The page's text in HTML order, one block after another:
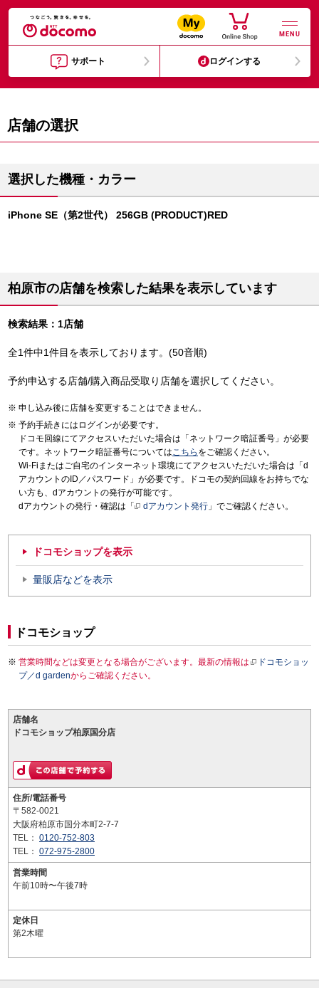
MENU
サポート ログインする
店舗の選択
選択した機種・カラー
iPhone SE（第2世代） 256GB (PRODUCT)RED
柏原市の店舗を検索した結果を表示しています
検索結果：1店舗
全1件中1件目を表示しております。(50音順)
予約申込する店舗/購入商品受取り店舗を選択してください。
申し込み後に店舗を変更することはできません。
予約手続きにはログインが必要です。
ドコモ回線にてアクセスいただいた場合は「ネットワーク暗証番号」が必要
です。ネットワーク暗証番号についてはこちら をご確認ください。
Wi-Fiまたはご自宅のインターネット環境にてアクセスいただいた場合は「d
アカウントのID／パスワード」が必要です。ドコモの契約回線をお持ちでな
い方も、dアカウントの発行が可能です。
dアカウントの発行・確認は「
dアカウント発行 」でご確認ください。
ドコモショップを表示
量販店などを表示
ドコモショップ
営業時間などは変更となる場合がございます。最新の情報は
ドコモショッ
プ／d gardenからご確認ください。
店舗名
ドコモショップ柏原国分店
住所/電話番号
〒582-0021
大阪府柏原市国分本町2-7-7
TEL： 0120-752-803
TEL： 072-975-2800
営業時間
午前10時〜午後7時
定休日
第2木曜